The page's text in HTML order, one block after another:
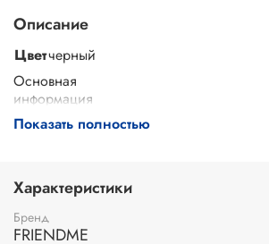
Описание
Основная
информация
Цветчерный
Общие характеристики
Место расположения светильника
Питание
Напряжение
Показать полностью
Характеристики
Бренд
FRIENDME